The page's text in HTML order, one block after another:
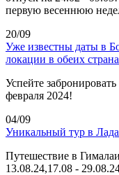
первую весеннюю
20/09
Уже известны даты в
локации в обеих
Успейте
февраля 2024!
04/09
Уникальный тур в
Путешествие в
13.08.24,17.08 -